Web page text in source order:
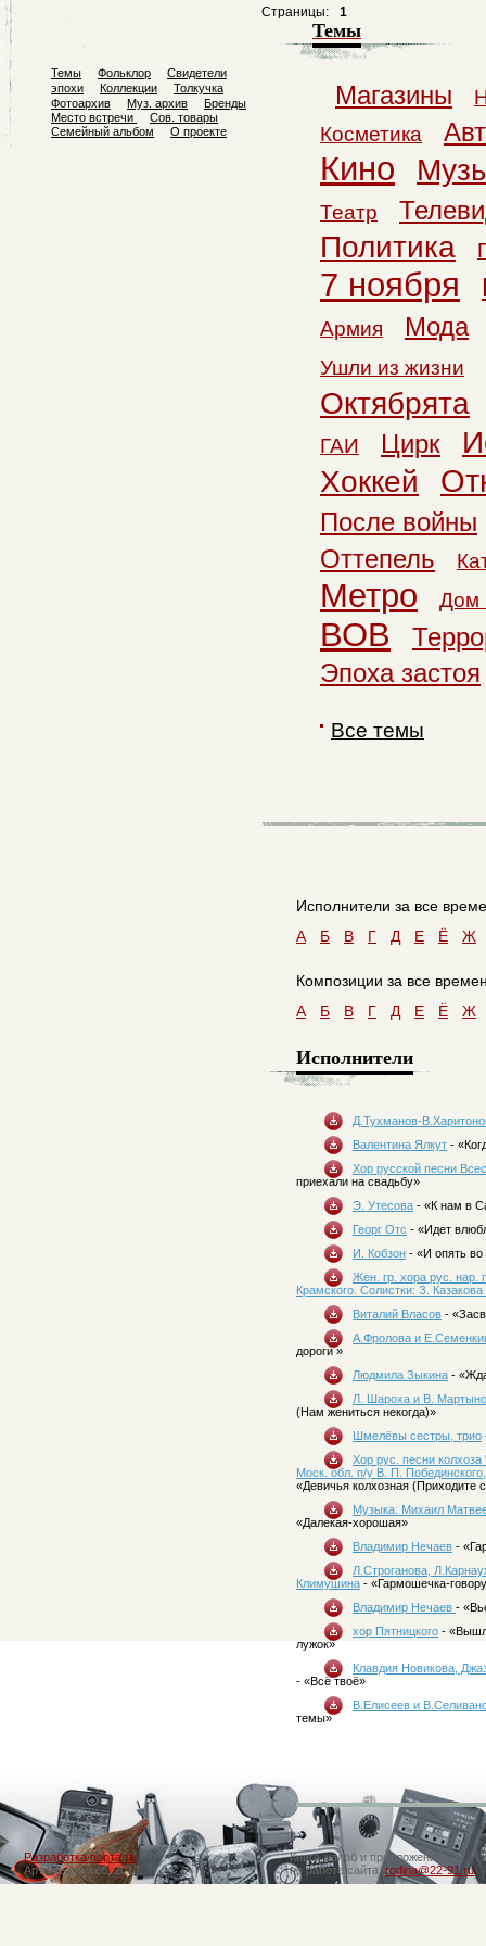
Страницы: 1
Темы
Магазины
Косметика
Кино
Театр
Политика
7 ноября
Армия Мода
Ушли из жизни
Октябрята
ГАИ Цирк
Хоккей
После войны
Оттепель
Метро Дом
ВОВ
Эпоха застоя
Все темы
Исполнители за все
A
Б В Г Д Е Ё Ж
Композиции за все
A
Б В Г Д Е Ё Ж
Исполнители
Д.Тухманов-
Валентина Ялкут -
Хор русской песни
приехали на свадьбу»
Э. Утесова - «К нам в
Георг Отс - «Идет
И. Кобзон - «И опять во
Жен. гр. хора рус. нар.
Крамского. Солистки: З.
Виталий Власов -
А.Фролова и
дороги »
Людмила Зыкина -
Л. Шароха и В. Мартыно
(Нам жениться некогда)»
Шмелёвы сестры, трио
Хор рус. песни
Моск. обл. п/у В. П.
«Девичья колхозная (Приходите
Музыка: Михаил
«Далекая-хорошая»
Владимир Нечаев -
Л.Строганова,
Климушина - «Гармошечка-
Владимир Нечаев -
хор Пятницкого -
лужок»
Клавдия Новикова,
- «Всё твоё»
В.Елисеев и
темы»
Разработка портала
Артимедия веб, 2012
Книга жалоб и предложений
по работе сайта: rodina@22-91.ru
Темы Фольклор
Свидетели
эпохи
Коллекции
Толкучка
Фотоархив
Муз. архив
Бренды
Место встречи
Сов. товары
Семейный альбом
О проекте